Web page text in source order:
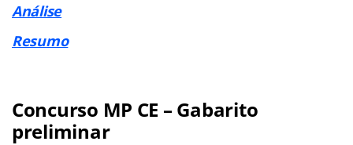
Análise
Resumo
Concurso MP CE – Gabarito
preliminar